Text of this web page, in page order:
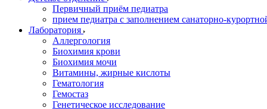
Первичный приём педиатра
прием педиатра с заполнением санаторно-
Лаборатория
Аллергология
Биохимия крови
Биохимия мочи
Витамины, жирные кислоты
Гематология
Гемостаз
Генетическое исследование